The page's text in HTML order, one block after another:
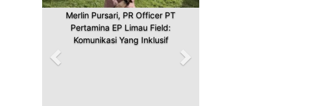
Merlin Pursari, PR Officer PT
Pertamina EP Limau Field:
Komunikasi Yang Inklusif